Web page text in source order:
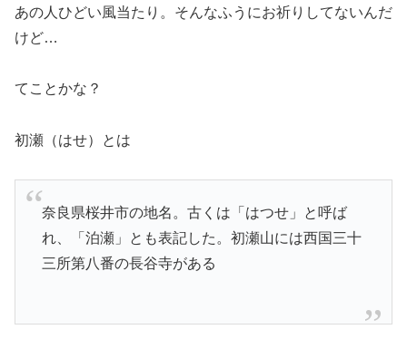
あの人ひどい風当たり。そんなふうにお祈りしてないんだ
けど…
てことかな？
初瀬（はせ）とは
奈良県桜井市の地名。古くは「はつせ」と呼ば
れ、「泊瀬」とも表記した。初瀬山には西国三十
三所第八番の長谷寺がある